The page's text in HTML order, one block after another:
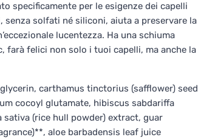
specificamente per le esigenze dei capelli
solfati né siliconi, aiuta a preservare la
lucentezza. Ha una schiuma
farà felici non solo i tuoi capelli, ma anche la
carthamus tinctorius (safflower) seed
cocoyl glutamate, hibiscus sabdariffa
(rice hull powder) extract, guar
aloe barbadensis leaf juice